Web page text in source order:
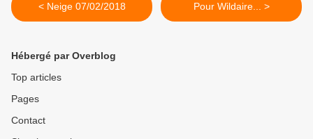
< Neige 07/02/2018 Pour Wildaire... >
Hébergé par Overblog
Top articles
Pages
Contact